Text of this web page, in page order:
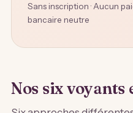
Sans inscription · Aucun
bancaire neutre
Nos six voyants